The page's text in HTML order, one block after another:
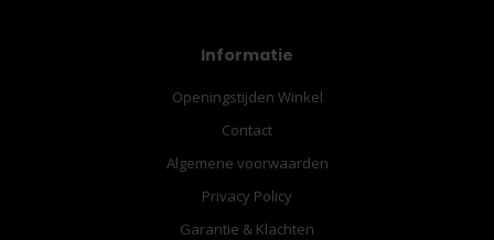
Informatie
Openingstijden Winkel
Contact
Algemene voorwaarden
Privacy Policy
Garantie & Klachten